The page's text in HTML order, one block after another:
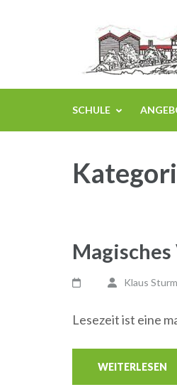
drücken)
SCHULE
Klaus Sturm
Lesezeit ist eine
WEITERLESEN